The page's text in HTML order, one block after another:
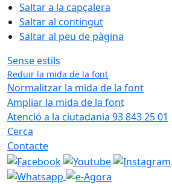
Saltar a la capçalera
Saltar al contingut
Saltar al peu de pàgina
Sense estils
Reduir la mida de la font
Normalitzar la mida de la font
Ampliar la mida de la font
Atenció a la ciutadania 93 843 25 01
Cerca
Contacte